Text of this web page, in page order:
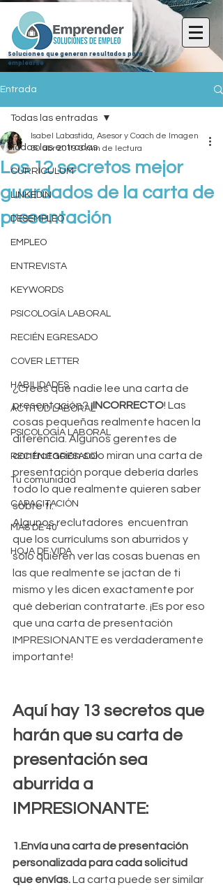
Soluciones que generan resultados para
emplearse
Entrada
Todas las entradas
CURRICULUM
LINKEDIN
DESEMPLEO
EMPLEO
ENTREVISTA
KEYWORDS
PSICOLOGÍA LABORAL
RECIÉN EGRESADO
COVER LETTER
HABILIDADES
ACTITUD LABORAL
PSICOLOGÍA LABORAL
RECIÉN EGRESADO
Tu comunidad
CAPACITACIÓN
MAS DE 40
HOJA DE VIDA
Todas las entradas
Los 12 secretos mejor
guardados de la carta de
presentación
Isabel Labastida, Asesor y Coach de Imagen
30 abr 2019 3 min de lectura
¿Crees que nadie lee una carta de
presentación? ¡INCORRECTO! Las
cosas pequeñas realmente hacen la
diferencia. Algunos gerentes de
contratación sólo miran una carta de
presentación porque debería darles
todo lo que realmente quieren saber
sobre ti.
Algunos reclutadores  encuentran
que los currículums son aburridos y
solo quieren ver las cosas buenas en
las que realmente se jactan de ti
mismo y les dicen exactamente por
qué deberían contratarte. ¡Es por eso
que una carta de presentación
IMPRESIONANTE es verdaderamente
importante!
Aquí hay 13 secretos que
harán que su carta de
presentación sea
aburrida a
IMPRESIONANTE:
1.Envía una carta de presentación
personalizada para cada solicitud
que envías. La carta puede ser similar